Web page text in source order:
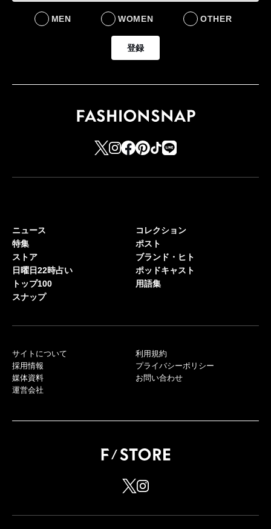
MEN WOMEN OTHER
登録
ニュース
特集
ストア
日曜日22時占い
トップ100
スナップ
コレクション
ポスト
ブランド・ヒト
ポッドキャスト
用語集
サイトについて
採用情報
媒体資料
運営会社
利用規約
プライバシーポリシー
お問い合わせ